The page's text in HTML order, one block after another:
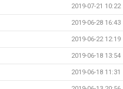
2019-07-21 10:22
2019-06-28 16:43
2019-06-22 12:19
2019-06-18 13:54
2019-06-18 11:31